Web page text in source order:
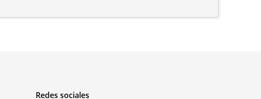
Redes sociales